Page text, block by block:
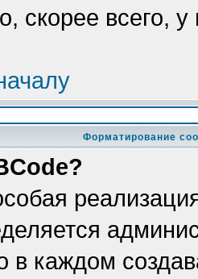
скорее всего,
Форматирование
в каждом